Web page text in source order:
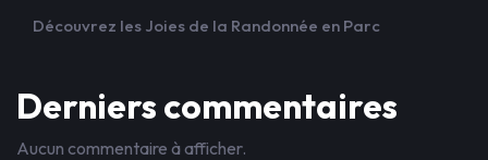
Découvrez les Joies de la Randonnée en Parc
Derniers commentaires
Aucun commentaire à afficher.